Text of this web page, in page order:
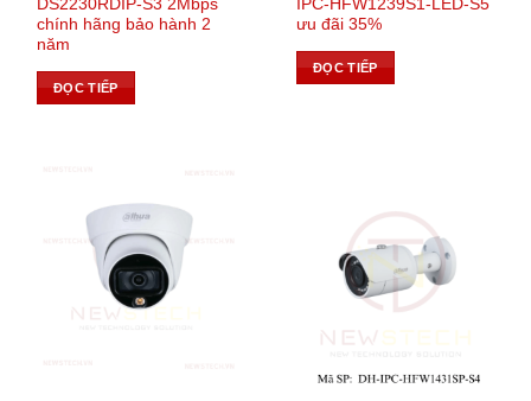
DS2230RDIP-S3 2Mbps
chính hãng bảo hành 2
năm
ĐỌC TIẾP
IPC-HFW1239S1-LED-S5
ưu đãi 35%
ĐỌC TIẾP